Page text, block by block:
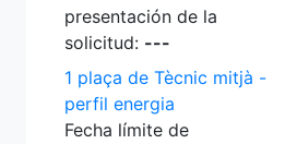
presentación de la
solicitud: ---
1 plaça de Tècnic mitjà -
perfil energia
Fecha límite de